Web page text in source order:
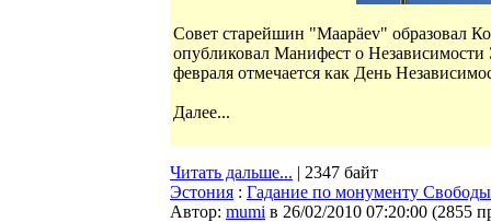
Совет старейшин "Maapäev" образовал
опубликовал Манифест о
февраля отмечается как День
Далее...
Читать дальше... | 2347 байт
Эстония : Гадание по монументу Свободы
Автор: mumi в 26/02/2010 07:20:00 (2855